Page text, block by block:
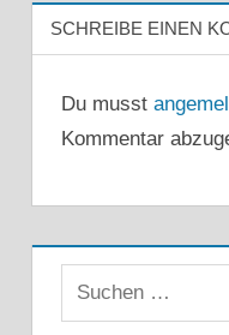
SCHREIBE EINEN
Du musst
Kommentar